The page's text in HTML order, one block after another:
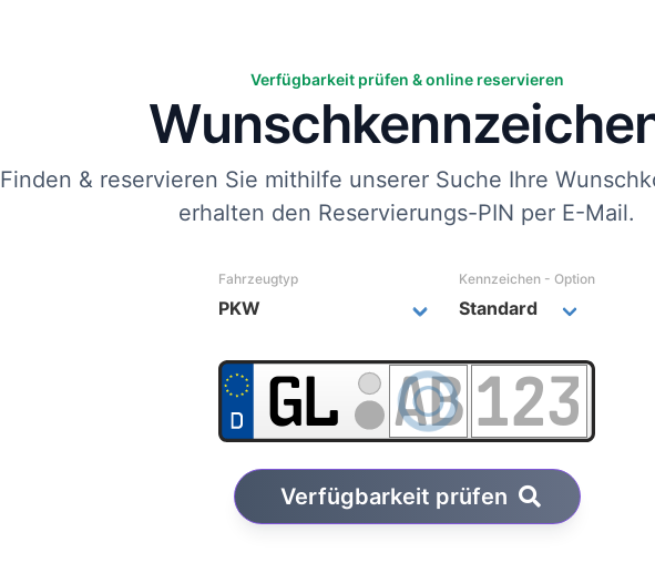
Verfügbarkeit prüfen & online reservieren
Finden & reservieren Sie mithilfe unserer Suche Ihre
erhalten den Reservierungs-PIN per E-Mail.
Fahrzeugtyp Kennzeichen - Option
Verfügbarkeit prüfen